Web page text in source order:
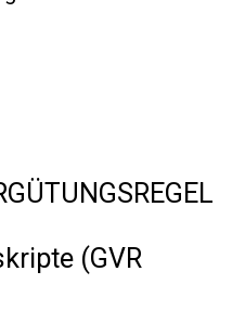
(GVR